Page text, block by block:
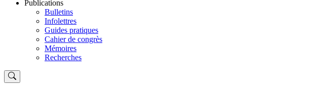
Publications
Bulletins
Infolettres
Guides pratiques
Cahier de congrès
Mémoires
Recherches